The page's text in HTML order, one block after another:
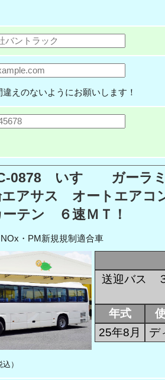
えのないようにお願いします！
0878 いすゞ ガーラ
アサス オートエア
テン ６速ＭＴ！
・PM新規規制適合車
込）
送迎バス
年式
25年8月
デ